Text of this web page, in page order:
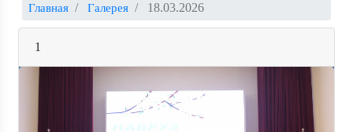
Главная Галерея 18.03.2026
1